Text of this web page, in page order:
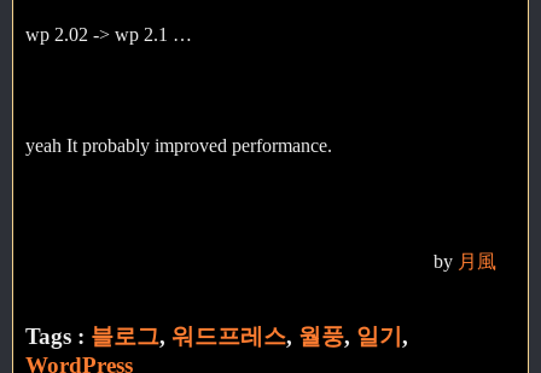
wp 2.02 -> wp 2.1 …
yeah It probably improved performance.
by 月風
Tags : 블로그, 워드프레스, 월풍, 일기 ,
WordPress